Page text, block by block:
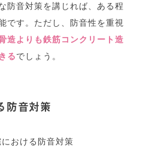
防音対策を講じれば、ある程
です。ただし、防音性を重視
造よりも鉄筋コンクリート造
るでしょう。
防音対策